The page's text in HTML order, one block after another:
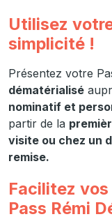
Utilisez
simplicité !
Présentez votre
dématérialisé aup
nominatif et
partir de la
visite ou chez un
remise.
Facilitez
Pass Rémi